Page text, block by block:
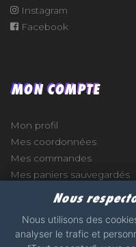
Instagram
Facebook
MON COMPTE
Mon profil
Mes coordonnées
Mes commandes
Mes paniers sauvegardés
Nous
Nous utilisons des
analyser le trafic et